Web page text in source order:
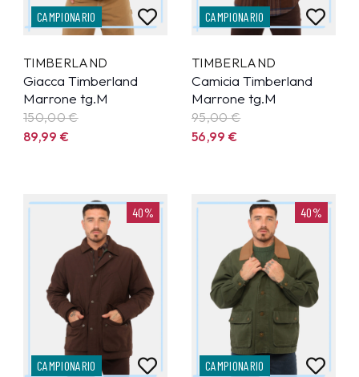
CAMPIONARIO
TIMBERLAND
Giacca Timberland
Marrone tg.M
150,00 €
89,99€
CAMPIONARIO
TIMBERLAND
Camicia Timberland
Marrone tg.M
95,00 €
56,99€
40%
CAMPIONARIO
40%
CAMPIONARIO